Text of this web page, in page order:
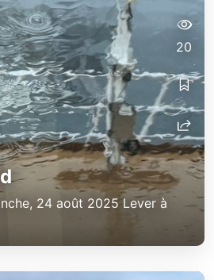
24 août 2025 Lever à
20